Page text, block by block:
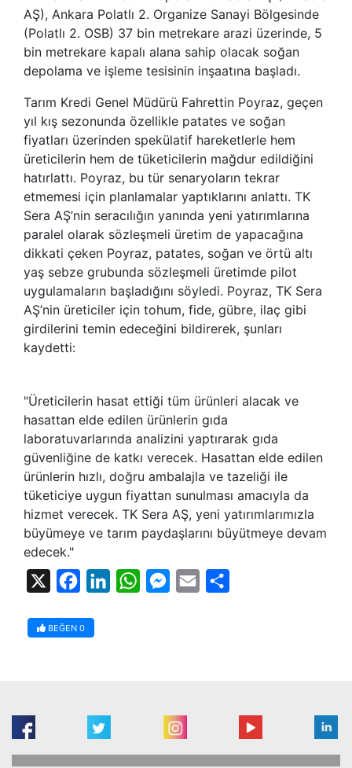
AŞ), Ankara Polatlı 2. Organize Sanayi Bölgesinde
(Polatlı 2. OSB) 37 bin metrekare arazi üzerinde, 5
bin metrekare kapalı alana sahip olacak soğan
depolama ve işleme tesisinin inşaatına başladı.
Tarım Kredi Genel Müdürü Fahrettin Poyraz, geçen
yıl kış sezonunda özellikle patates ve soğan
fiyatları üzerinden spekülatif hareketlerle hem
üreticilerin hem de tüketicilerin mağdur edildiğini
hatırlattı. Poyraz, bu tür senaryoların tekrar
etmemesi için planlamalar yaptıklarını anlattı. TK
Sera AŞ’nin seracılığın yanında yeni yatırımlarına
paralel olarak sözleşmeli üretim de yapacağına
dikkati çeken Poyraz, patates, soğan ve örtü altı
yaş sebze grubunda sözleşmeli üretimde pilot
uygulamaların başladığını söyledi. Poyraz, TK Sera
AŞ’nin üreticiler için tohum, fide, gübre, ilaç gibi
girdilerini temin edeceğini bildirerek, şunları
kaydetti:
"Üreticilerin hasat ettiği tüm ürünleri alacak ve
hasattan elde edilen ürünlerin gıda
laboratuvarlarında analizini yaptırarak gıda
güvenliğine de katkı verecek. Hasattan elde edilen
ürünlerin hızlı, doğru ambalajla ve tazeliği ile
tüketiciye uygun fiyattan sunulması amacıyla da
hizmet verecek. TK Sera AŞ, yeni yatırımlarımızla
büyümeye ve tarım paydaşlarını büyütmeye devam
edecek."
FacebookLinkedInWhatsAppMessenger
Email
BEĞEN 0